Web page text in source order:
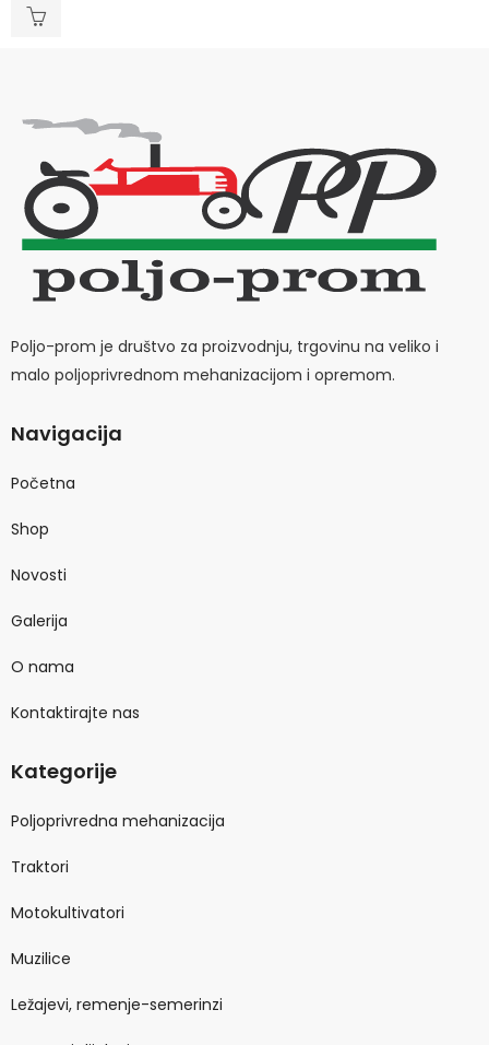
Poljo-prom je društvo za proizvodnju, trgovinu na veliko i
malo poljoprivrednom mehanizacijom i opremom.
Navigacija
Početna
Shop
Novosti
Galerija
O nama
Kontaktirajte nas
Kategorije
Poljoprivredna mehanizacija
Traktori
Motokultivatori
Muzilice
Ležajevi, remenje-semerinzi